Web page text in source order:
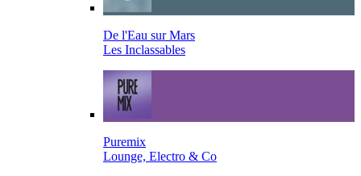
De l'Eau sur Mars
Les Inclassables
Puremix
Lounge, Electro & Co